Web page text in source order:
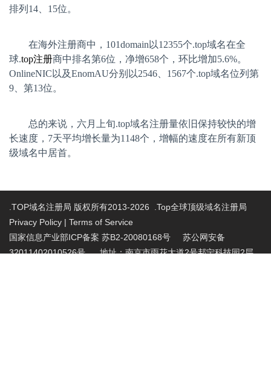
排列 14 15位。
在海外注册商中， 101domain 以12355个.top域名在全
球.top注册商中排名第6位，净增658个，环比增加5.6%。
OnlineNIC 以及EnomAU分别以2546 1567个.top域名位列第
9 、第13位。
总的来说，六月上旬.top域名注册量依旧保持较快的增
长速度， 7天平均增长量为1148个，增幅的速度在所有新顶
级域名中居首。
.TOP域名注册局 版权所有2013-2026 .Top全球顶级域名注册局
Privacy Policy | Terms of Service
国家信息产业部ICP备案 苏B2-20080168号 苏公网安备
32011402010526号 地址：南京市雨花大道2号邦宁科技园2层